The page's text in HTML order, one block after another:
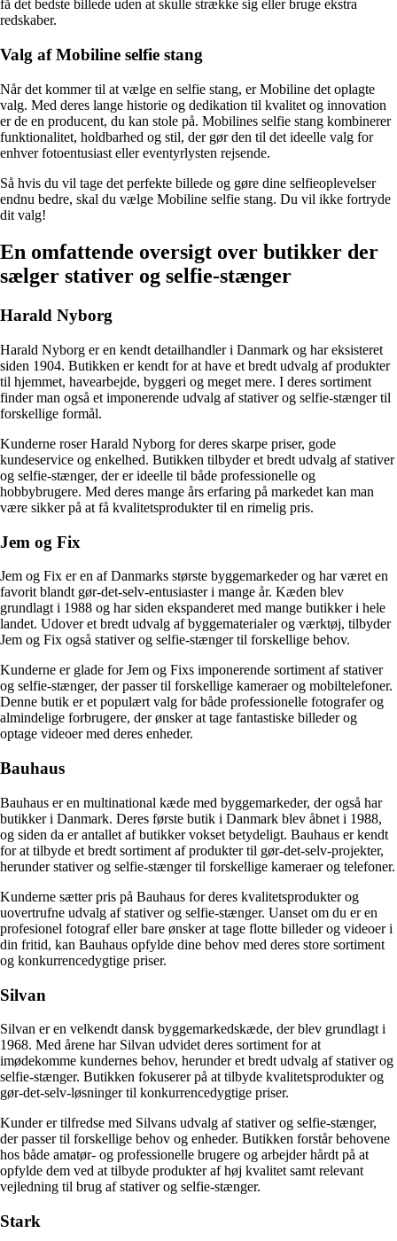
få det bedste billede uden at skulle strække sig eller bruge ekstra
redskaber.
Valg af Mobiline selfie stang
Når det kommer til at vælge en selfie stang, er Mobiline det oplagte
valg. Med deres lange historie og dedikation til kvalitet og innovation
er de en producent, du kan stole på. Mobilines selfie stang kombinerer
funktionalitet, holdbarhed og stil, der gør den til det ideelle valg for
enhver fotoentusiast eller eventyrlysten rejsende.
Så hvis du vil tage det perfekte billede og gøre dine selfieoplevelser
endnu bedre, skal du vælge Mobiline selfie stang. Du vil ikke fortryde
dit valg!
En omfattende oversigt over butikker der
sælger stativer og selfie-stænger
Harald Nyborg
Harald Nyborg er en kendt detailhandler i Danmark og har eksisteret
siden 1904. Butikken er kendt for at have et bredt udvalg af produkter
til hjemmet, havearbejde, byggeri og meget mere. I deres sortiment
finder man også et imponerende udvalg af stativer og selfie-stænger til
forskellige formål.
Kunderne roser Harald Nyborg for deres skarpe priser, gode
kundeservice og enkelhed. Butikken tilbyder et bredt udvalg af stativer
og selfie-stænger, der er ideelle til både professionelle og
hobbybrugere. Med deres mange års erfaring på markedet kan man
være sikker på at få kvalitetsprodukter til en rimelig pris.
Jem og Fix
Jem og Fix er en af Danmarks største byggemarkeder og har været en
favorit blandt gør-det-selv-entusiaster i mange år. Kæden blev
grundlagt i 1988 og har siden ekspanderet med mange butikker i hele
landet. Udover et bredt udvalg af byggematerialer og værktøj, tilbyder
Jem og Fix også stativer og selfie-stænger til forskellige behov.
Kunderne er glade for Jem og Fixs imponerende sortiment af stativer
og selfie-stænger, der passer til forskellige kameraer og mobiltelefoner.
Denne butik er et populært valg for både professionelle fotografer og
almindelige forbrugere, der ønsker at tage fantastiske billeder og
optage videoer med deres enheder.
Bauhaus
Bauhaus er en multinational kæde med byggemarkeder, der også har
butikker i Danmark. Deres første butik i Danmark blev åbnet i 1988,
og siden da er antallet af butikker vokset betydeligt. Bauhaus er kendt
for at tilbyde et bredt sortiment af produkter til gør-det-selv-projekter,
herunder stativer og selfie-stænger til forskellige kameraer og telefoner.
Kunderne sætter pris på Bauhaus for deres kvalitetsprodukter og
uovertrufne udvalg af stativer og selfie-stænger. Uanset om du er en
profesionel fotograf eller bare ønsker at tage flotte billeder og videoer i
din fritid, kan Bauhaus opfylde dine behov med deres store sortiment
og konkurrencedygtige priser.
Silvan
Silvan er en velkendt dansk byggemarkedskæde, der blev grundlagt i
1968. Med årene har Silvan udvidet deres sortiment for at
imødekomme kundernes behov, herunder et bredt udvalg af stativer og
selfie-stænger. Butikken fokuserer på at tilbyde kvalitetsprodukter og
gør-det-selv-løsninger til konkurrencedygtige priser.
Kunder er tilfredse med Silvans udvalg af stativer og selfie-stænger,
der passer til forskellige behov og enheder. Butikken forstår behovene
hos både amatør- og professionelle brugere og arbejder hårdt på at
opfylde dem ved at tilbyde produkter af høj kvalitet samt relevant
vejledning til brug af stativer og selfie-stænger.
Stark